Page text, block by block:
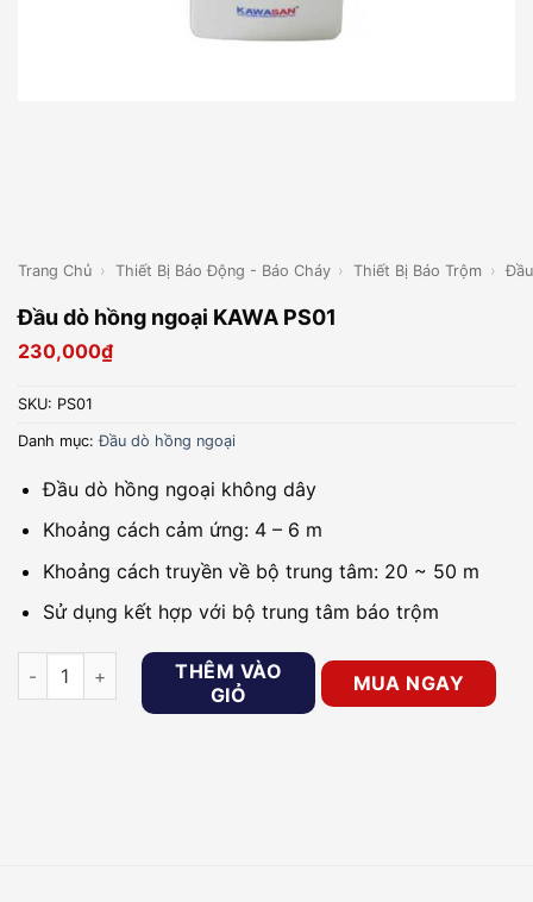
Trang Chủ › Thiết Bị Báo Động - Báo Cháy › Thiết Bị Báo Trộm ›
Đầu dò hồng ngoại KAWA PS01
230,000₫
SKU: PS01
Danh mục:Đầu dò hồng ngoại
Đầu dò hồng ngoại không dây
Khoảng cách cảm ứng: 4 – 6 m
Khoảng cách truyền về bộ trung tâm: 20 ~ 50 m
Sử dụng kết hợp với bộ trung tâm báo trộm
Đầu dò hồng ngoại KAWA PS01 số lượng
THÊM VÀO
GIỎ
MUA NGAY